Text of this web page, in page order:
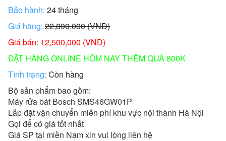
Bảo hành: 24 tháng
Giá hãng: 22,800,000 (VNĐ)
Giá bán: 12,500,000 (VNĐ)
ĐẶT HÀNG ONLINE HÔM NAY THÊM QUÀ 800K
Tình trạng: Còn hàng
Bộ sản phẩm bao gồm:
Máy rửa bát Bosch SMS46GW01P
Lắp đặt vận chuyển miễn phí khu vực nội thành Hà Nội
Gọi để có giá tốt nhất
Giá SP tại miền Nam xin vui lòng liên hệ